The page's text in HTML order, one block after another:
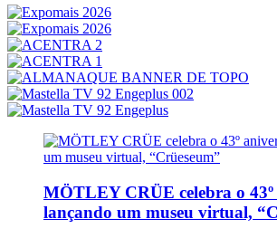
MÖTLEY CRÜE celebra o
lançando um museu virtual,